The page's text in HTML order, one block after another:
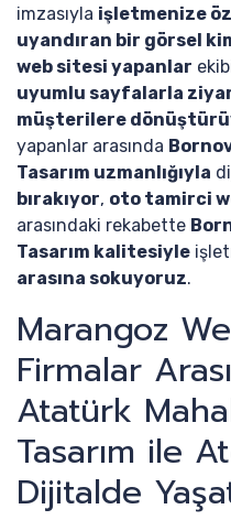
imzasıyla işletmenize
uyandıran bir görsel
web sitesi yapanlar
uyumlu sayfalarla
müşterilere
yapanlar arasında
Tasarım uzmanlığıyla
bırakıyor, oto tamirci
arasındaki rekabette
Tasarım kalitesiyle
arasına sokuyoruz.
Marangoz
Firmalar
Atatürk
Tasarım ile
Dijitalde